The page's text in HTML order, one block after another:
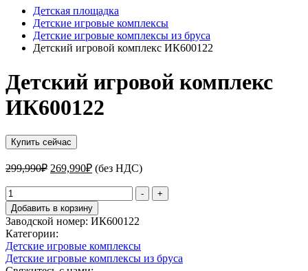
Детская площадка
Детские игровые комплексы
Детские игровые комплексы из бруса
Детский игровой комплекс ИК600122
Детский игровой комплекс
ИК600122
Купить сейчас
299,990₽ Первоначальная
составляла
299,990₽.
269,990₽Текущая
цена:
269,990₽.
(без НДС)
Количество
товара
Детский
игровой
комплекс
ИК600122
-
+
Добавить в корзину
Заводской номер: ИК600122
Категории:
Детские игровые комплексы
Детские игровые комплексы из бруса